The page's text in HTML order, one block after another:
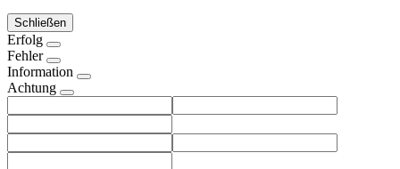
Schließen
Erfolg
Fehler
Information
Achtung